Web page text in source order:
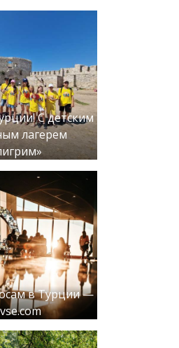
С детским
лагерем
в Турции —